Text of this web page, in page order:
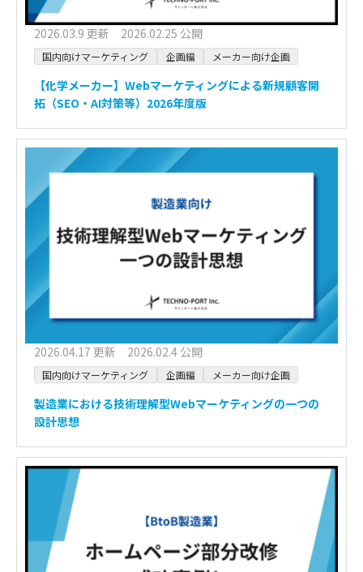
2026.03.9 更新 2026.02.25 公開
国内向けマーケティング 企画編 メーカー向け企画
【化学メーカー】Webマーケティングによる新規顧客開
拓（SEO・AI対策等）2026年度版
2026.04.17 更新 2026.02.4 公開
国内向けマーケティング 企画編 メーカー向け企画
製造業における技術理解型Webマーケティングの一つの
設計思想